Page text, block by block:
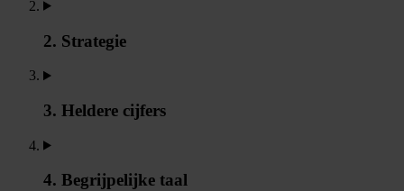
2. Strategie
3. Heldere cijfers
4. Begrijpelijke taal